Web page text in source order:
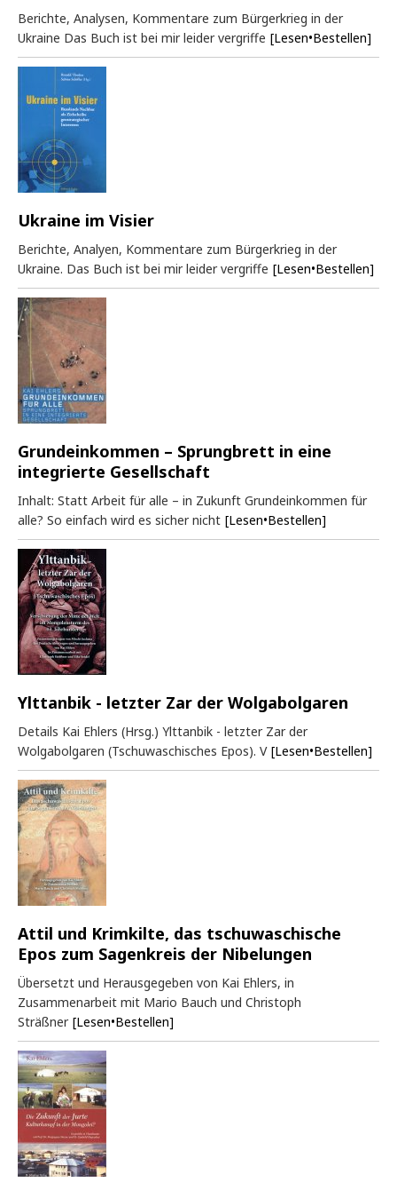
Berichte, Analysen, Kommentare zum Bürgerkrieg in der
Ukraine Das Buch ist bei mir leider vergriffe [Lesen•Bestellen]
Ukraine im Visier
Berichte, Analyen, Kommentare zum Bürgerkrieg in der
Ukraine. Das Buch ist bei mir leider vergriffe [Lesen•Bestellen]
Grundeinkommen – Sprungbrett in eine
integrierte Gesellschaft
Inhalt: Statt Arbeit für alle – in Zukunft Grundeinkommen für
alle? So einfach wird es sicher nicht [Lesen•Bestellen]
Ylttanbik - letzter Zar der Wolgabolgaren
Details Kai Ehlers (Hrsg.) Ylttanbik - letzter Zar der
Wolgabolgaren (Tschuwaschisches Epos). V [Lesen•Bestellen]
Attil und Krimkilte, das tschuwaschische
Epos zum Sagenkreis der Nibelungen
Übersetzt und Herausgegeben von Kai Ehlers, in
Zusammenarbeit mit Mario Bauch und Christoph
Sträßner [Lesen•Bestellen]